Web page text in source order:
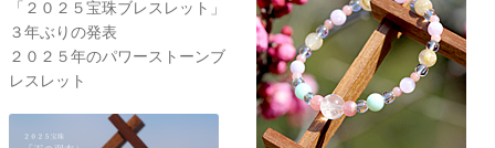
「２０２５宝珠ブレスレット」
３年ぶりの発表
２０２５年のパワーストーンブ
レスレット